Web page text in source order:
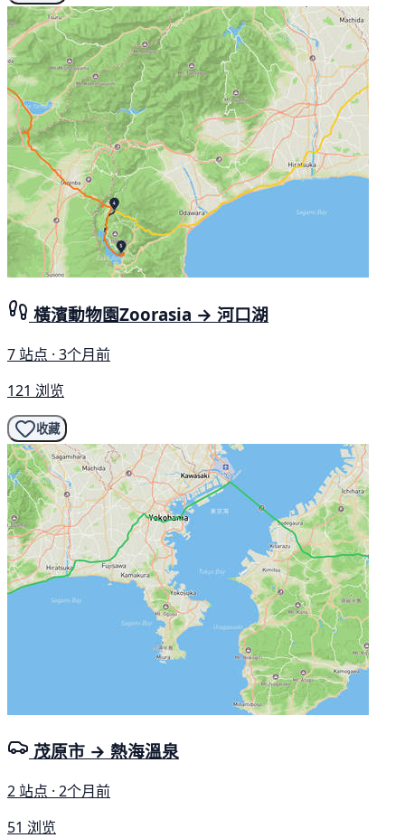
橫濱動物園Zoorasia → 河口湖
7 站点 · 3个月前
121 浏览
收藏
茂原市 → 熱海溫泉
2 站点 · 2个月前
51 浏览